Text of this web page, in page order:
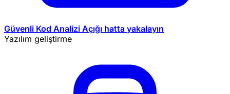
Güvenli Kod Analizi Açığı hatta yakalayın
Yazılım geliştirme